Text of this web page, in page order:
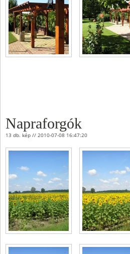
Napraforgók
13 db. kép // 2010-07-08 16:47:20